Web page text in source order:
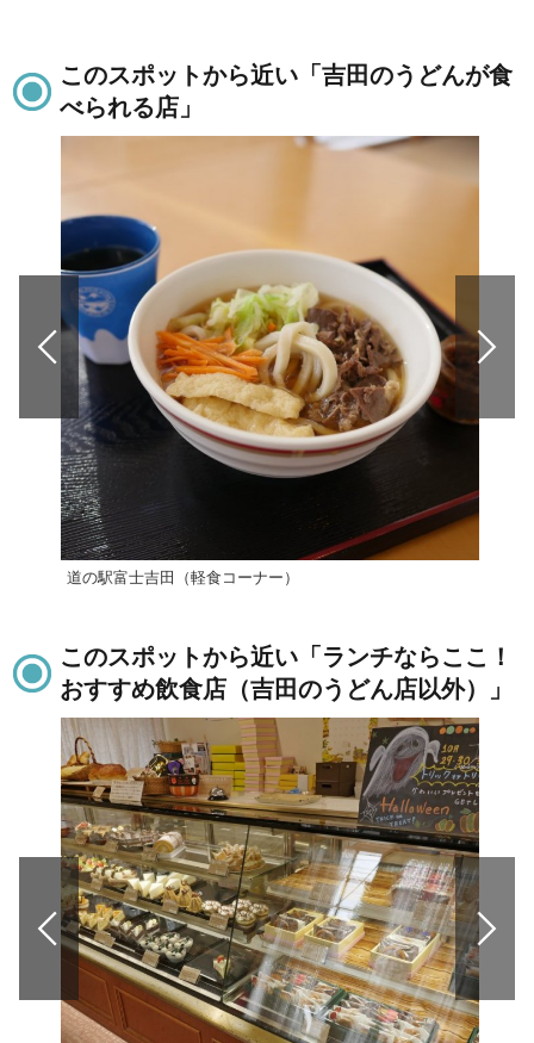
このスポットから近い「吉田のうどんが食
べられる店」
道の駅富士吉田（軽食コーナー）
このスポットから近い「ランチならここ！
おすすめ飲食店（吉田のうどん店以外）」